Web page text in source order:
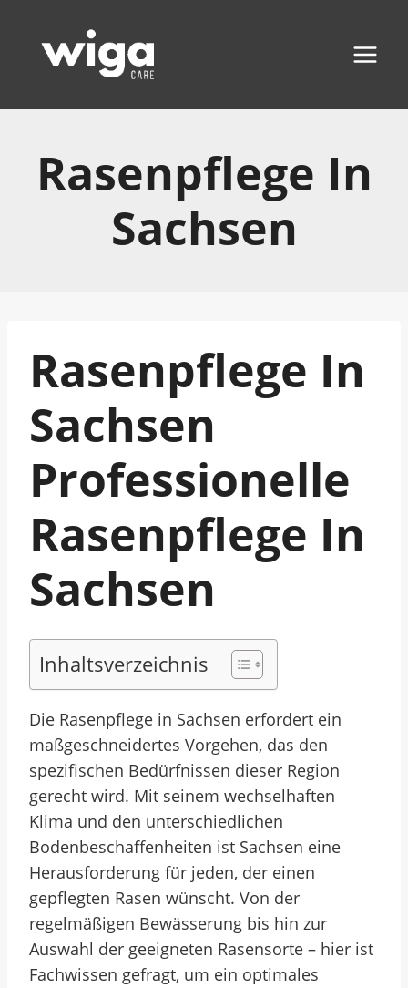
Inhalt
springen
Rasenpflege In
Sachsen
Rasenpflege In
Sachsen
Professionelle
Rasenpflege In
Sachsen
Inhaltsverzeichnis
Die Rasenpflege in Sachsen erfordert ein
maßgeschneidertes Vorgehen, das den
spezifischen Bedürfnissen dieser Region
gerecht wird. Mit seinem wechselhaften
Klima und den unterschiedlichen
Bodenbeschaffenheiten ist Sachsen eine
Herausforderung für jeden, der einen
gepflegten Rasen wünscht. Von der
regelmäßigen Bewässerung bis hin zur
Auswahl der geeigneten Rasensorte – hier ist
Fachwissen gefragt, um ein optimales